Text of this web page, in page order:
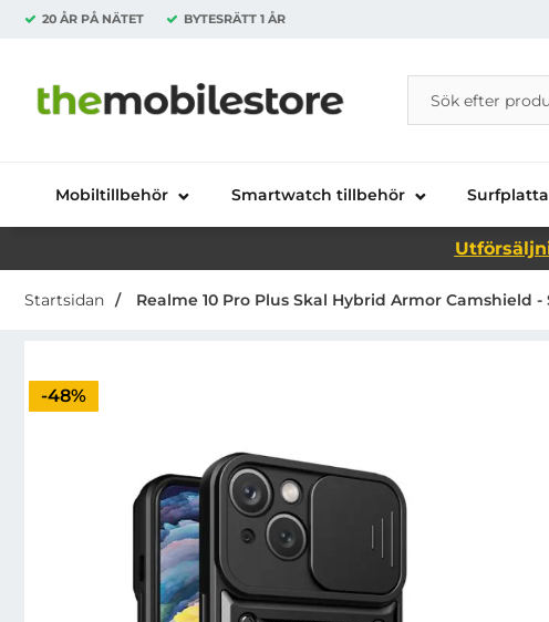
20 ÅR PÅ NÄTET BYTESRÄTT 1 ÅR
Startsidan för Danira Telecom AB
Sök
Sök på Danira
Mobiltillbehör Smartwatch tillbehör
Startsidan Realme 10 Pro Plus Skal Hybrid Armor Camshield -
Priset är nedsatt med
-48%